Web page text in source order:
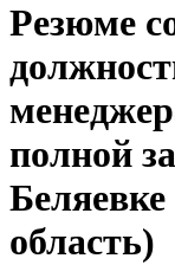
Резюме
полной
область)